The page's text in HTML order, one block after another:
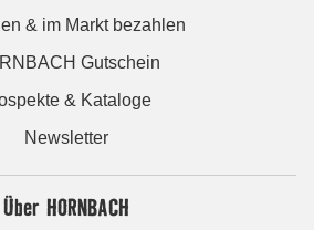
& im Markt bezahlen
Gutschein
& Kataloge
Newsletter
Über HORNBACH